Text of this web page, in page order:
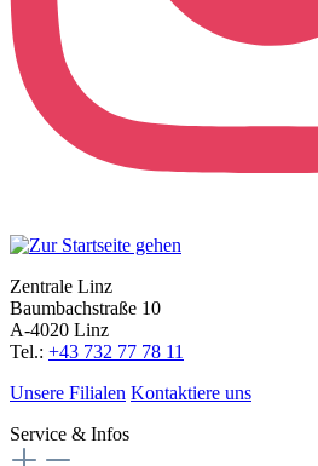
Zentrale Linz
Baumbachstraße 10
A-4020 Linz
Tel.: +43 732 77 78 11
Unsere Filialen Kontaktiere uns
Service & Infos